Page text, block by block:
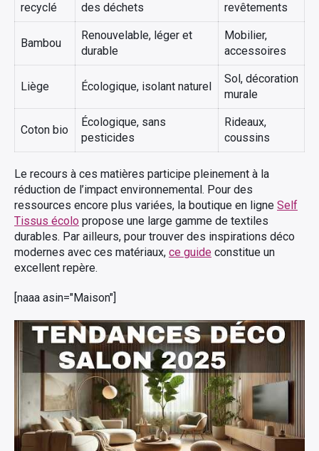
recyclé
des déchets
revêtements
Bambou
Renouvelable, léger et
durable
Mobilier,
accessoires
Liège Écologique, isolant naturel
Sol, décoration
murale
Coton bio
Écologique, sans
pesticides
Rideaux,
coussins
Le recours à ces matières participe pleinement à la
réduction de l’impact environnemental. Pour des
ressources encore plus variées, la boutique en ligne Self
Tissus écolo propose une large gamme de textiles
durables. Par ailleurs, pour trouver des inspirations déco
modernes avec ces matériaux, ce guide constitue un
excellent repère.
[naaa asin="Maison"]